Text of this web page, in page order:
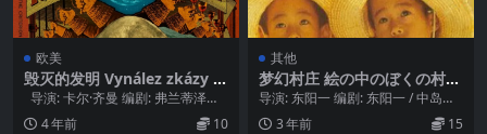
欧美
毁灭的发明 Vynález zkázy (1
958)
导演: 卡尔·齐曼 编剧: 弗兰蒂泽克·
赫鲁宾 / 儒勒·凡尔纳 ...
4 年前 10
其他
梦幻村庄 絵の中のぼくの村
(1996)
导演: 东阳一 编剧: 东阳一 / 中岛丈
博 / Seizo Tashima 主...
3 年前 15